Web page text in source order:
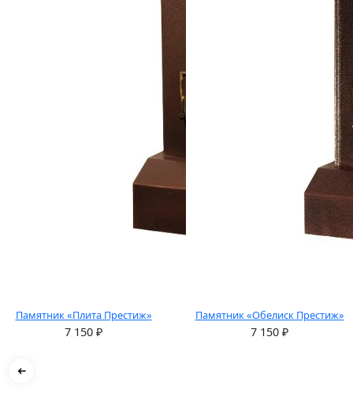
Памятник «Плита Престиж»
7 150 ₽
Памятник «Обелиск Престиж»
7 150 ₽